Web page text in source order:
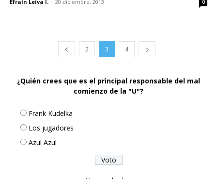
Efraín Leiva I. - 20 diciembre, 2013 0
2 3 4
¿Quién crees que es el principal responsable del mal
comienzo de la "U"?
Frank Kudelka
Los jugadores
Azul Azul